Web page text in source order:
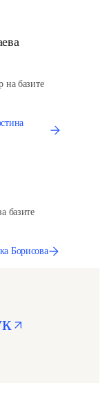
на базите
базите
Борисова